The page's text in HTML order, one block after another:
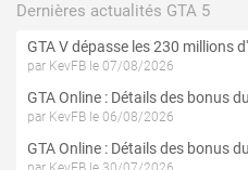
Dernières actualités GTA 5
GTA V dépasse les 230 millions
par KevFB le 07/08/2026
par KevFB le 06/08/2026